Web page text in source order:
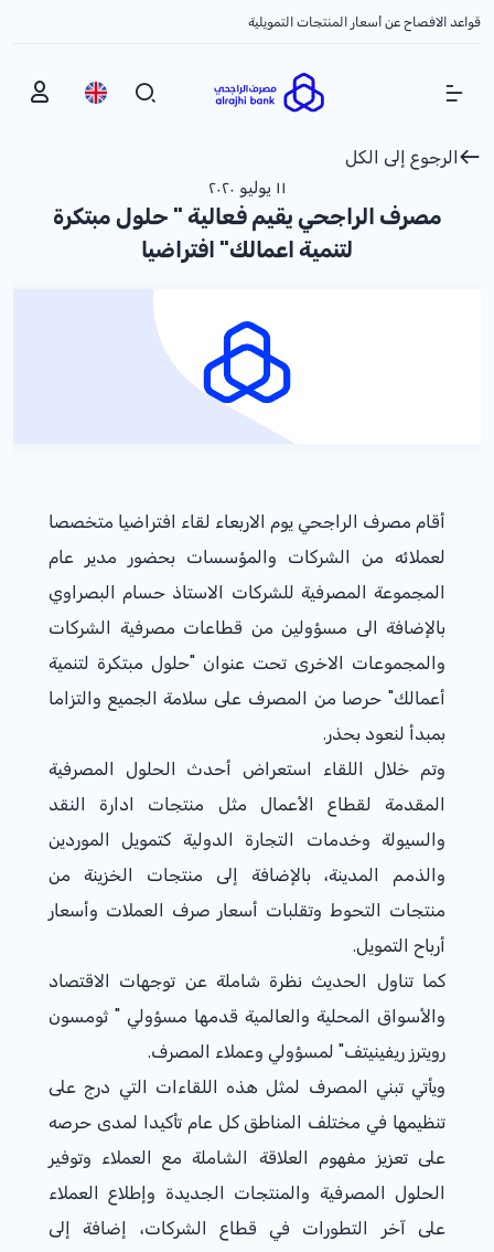
قواعد الافصاح عن أسعار المنتجات التمويلية
Show Menu
الرجوع إلى الكل
١١ يوليو ٢٠٢٠
مصرف الراجحي يقيم فعالية " حلول مبتكرة
لتنمية اعمالك" افتراضيا
أقام مصرف الراجحي يوم الاربعاء لقاء افتراضيا متخصصا
لعملائه من الشركات والمؤسسات بحضور مدير عام
المجموعة المصرفية للشركات الاستاذ حسام البصراوي
بالإضافة الى مسؤولين من قطاعات مصرفية الشركات
والمجموعات الاخرى تحت عنوان "حلول مبتكرة لتنمية
أعمالك" حرصا من المصرف على سلامة الجميع والتزاما
بمبدأ لنعود بحذر.
وتم خلال اللقاء استعراض أحدث الحلول المصرفية
المقدمة لقطاع الأعمال مثل منتجات ادارة النقد
والسيولة وخدمات التجارة الدولية كتمويل الموردين
والذمم المدينة، بالإضافة إلى منتجات الخزينة من
منتجات التحوط وتقلبات أسعار صرف العملات وأسعار
أرباح التمويل.
كما تناول الحديث نظرة شاملة عن توجهات الاقتصاد
والأسواق المحلية والعالمية قدمها مسؤولي " ثومسون
رويترز ريفينيتف" لمسؤولي وعملاء المصرف.
ويأتي تبني المصرف لمثل هذه اللقاءات التي درج على
تنظيمها في مختلف المناطق كل عام تأكيدا لمدى حرصه
على تعزيز مفهوم العلاقة الشاملة مع العملاء وتوفير
الحلول المصرفية والمنتجات الجديدة وإطلاع العملاء
على آخر التطورات في قطاع الشركات، إضافة إلى